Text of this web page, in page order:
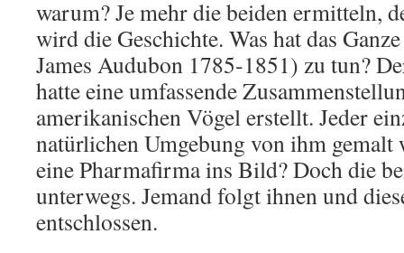
warum? Je mehr die beiden ermitteln,
wird die Geschichte. Was hat das
James Audubon 1785-1851) zu tun?
hatte eine umfassende
amerikanischen Vögel erstellt. Jeder
natürlichen Umgebung von ihm gemalt
eine Pharmafirma ins Bild? Doch die
unterwegs. Jemand folgt ihnen und
entschlossen.